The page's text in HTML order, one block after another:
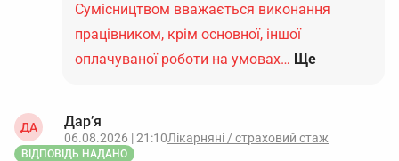
Сумісництвом вважається виконання
працівником, крім основної, іншої
оплачуваної роботи на умовах… Ще
ДА Дар’я
06.08.2026 | 21:10Лікарняні / страховий стаж
ВІДПОВІДЬ НАДАНО